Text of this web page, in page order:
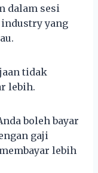
dalam sesi
yang
tidak
lebih.
boleh bayar
gaji
lebih